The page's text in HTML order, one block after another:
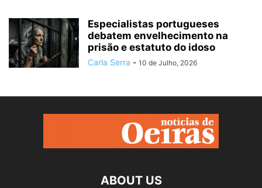
Especialistas portugueses
debatem envelhecimento na
prisão e estatuto do idoso
Carla Serra - 10 de Julho, 2026
ABOUT US